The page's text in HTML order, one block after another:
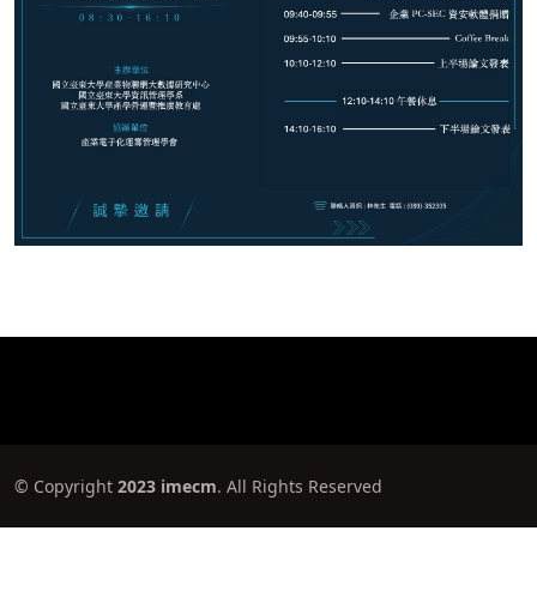
© Copyright 2023 imecm. All Rights Reserved